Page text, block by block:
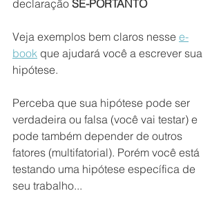
declaração SE-PORTANTO
Veja exemplos bem claros nesse e-
book que ajudará você a escrever sua
hipótese.
Perceba que sua hipótese pode ser
verdadeira ou falsa (você vai testar) e
pode também depender de outros
fatores (multifatorial). Porém você está
testando uma hipótese específica de
seu trabalho...